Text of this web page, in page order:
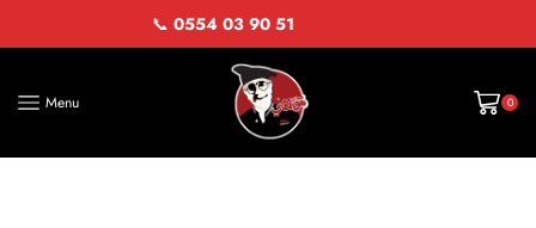
📞 0554 03 90 51
Menu 0